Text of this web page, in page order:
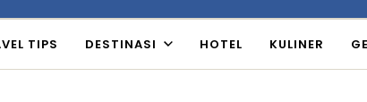
TIPS DESTINASI HOTEL KULINER